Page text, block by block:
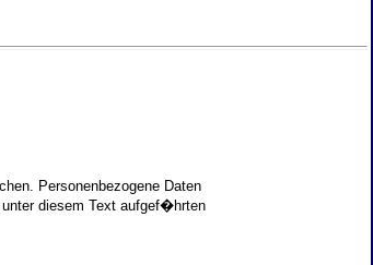
Personenbezogene Daten
diesem Text aufgef�hrten